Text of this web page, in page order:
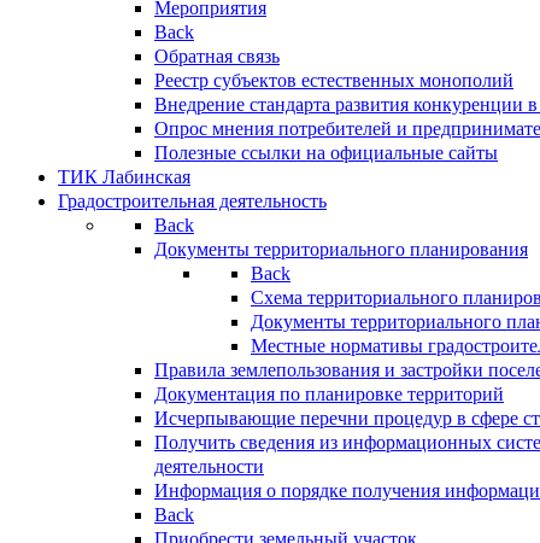
Мероприятия
Back
Обратная связь
Реестр субъектов естественных монополий
Внедрение стандарта развития конкуренции
Опрос мнения потребителей и
Полезные ссылки на официальные сайты
ТИК Лабинская
Градостроительная деятельность
Back
Документы территориального планирования
Back
Схема территориального
Документы территориального
Местные нормативы
Правила землепользования и застройки
Документация по планировке территорий
Исчерпывающие перечни процедур в сфере
Получить сведения из информационных
деятельности
Информация о порядке получения
Back
Приобрести земельный участок